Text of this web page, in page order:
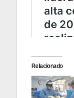
Relacionado